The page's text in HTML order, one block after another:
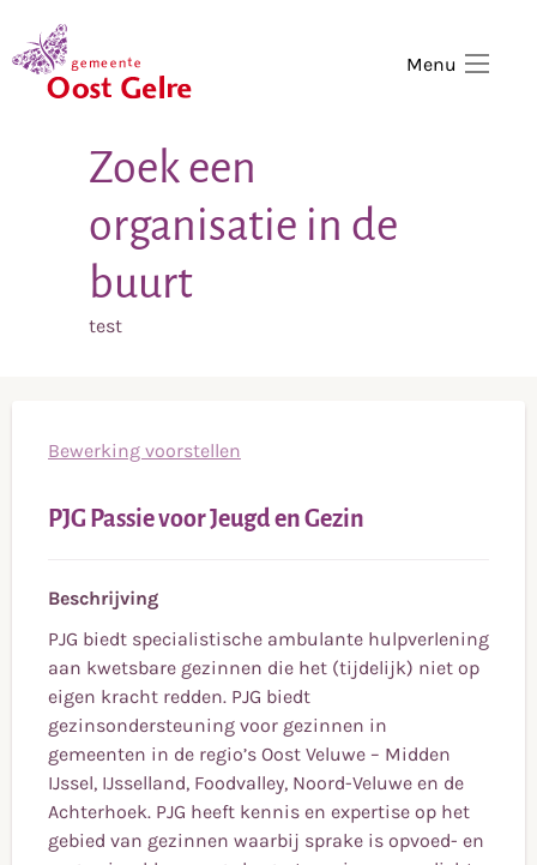
Menu
Zoek een
organisatie in de
buurt
test
Bewerking voorstellen
PJG Passie voor Jeugd en Gezin
Beschrijving
PJG biedt specialistische ambulante hulpverlening
aan kwetsbare gezinnen die het (tijdelijk) niet op
eigen kracht redden. PJG biedt
gezinsondersteuning voor gezinnen in
gemeenten in de regio’s Oost Veluwe – Midden
IJssel, IJsselland, Foodvalley, Noord-Veluwe en de
Achterhoek. PJG heeft kennis en expertise op het
gebied van gezinnen waarbij sprake is opvoed- en